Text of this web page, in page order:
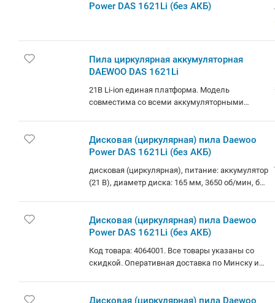
Power DAS 1621Li (без АКБ)
Пила циркулярная аккумуляторная
DAEWOO DAS 1621Li
21В Li-ion единая платформа. Модель
совместима со всеми аккумуляторными
увеличенная износостойкость,
предотвращение налипания материала. LED
ограниченного освещения. Адаптер
пылеотвода. Позволяет поддерживать чистоту
на рабочем месте. Регулировка глубины
значение глубины пропила. Регулировка угла
пропила. Доступна регулировка угла до 45.
Прорезиненная накладка. На рукояти
уменьшает скольжение. Комплектация:
направляющая - 1 шт. Руководство по
Дисковая (циркулярная) пила Daewoo
Power DAS 1621Li (без АКБ)
дисковая (циркулярная), питание: аккумулятор
(21 В), диаметр диска: 165 мм, 3650 об/мин, без
Дисковая (циркулярная) пила Daewoo
Power DAS 1621Li (без АКБ)
Код товара: 4064001. Все товары указаны со
скидкой. Оперативная доставка по Минску и
сервисном центре. Возможность рассрочки
Дисковая (циркулярная) пила Daewoo